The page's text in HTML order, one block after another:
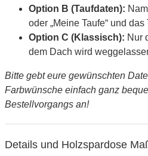
Option B (Taufdaten):
oder „Meine Taufe“ und das
Option C (Klassisch): Nur
dem Dach wird
Bitte gebt eure gewünschten
Farbwünsche einfach ganz
Bestellvorgangs an!
Details und Holzspardose